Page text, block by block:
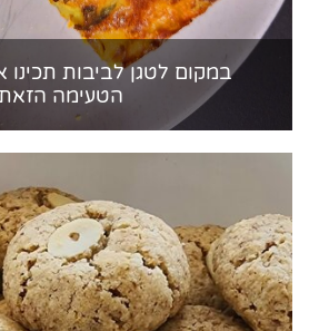
במקום לטגן לביבות
הטעימה